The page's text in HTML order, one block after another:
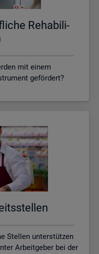
Re­ha­bi­li­
mit einem
gefördert?
Stellen unterstützen
Arbeitgeber bei der